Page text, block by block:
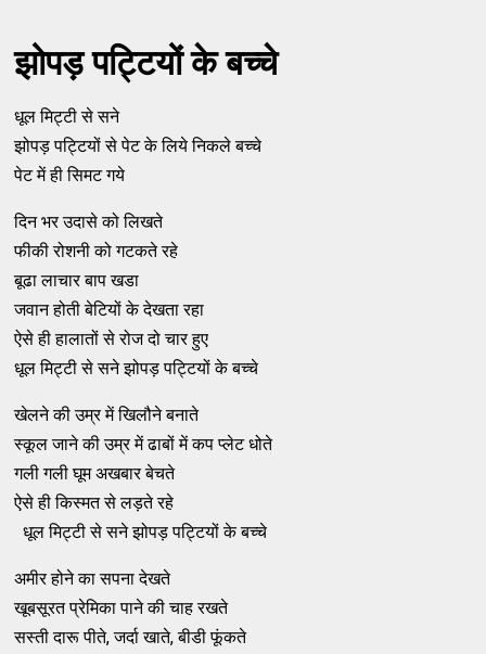
झोपड़ पट्टियों के बच्चे
धूल मिट्टी से सने
झोपड़ पट्टियों से पेट के लिये निकले बच्चे
पेट में ही सिमट गये
दिन भर उदासे को लिखते
फीकी रोशनी को गटकते रहे
बूढा लाचार बाप खडा
जवान होती बेटियों के देखता रहा
ऐसे ही हालातों से रोज दो चार हुए
धूल मिट्टी से सने झोपड़ पट्टियों के बच्चे
खेलने की उम्र में खिलौने बनाते
स्कूल जाने की उम्र में ढाबों में कप प्लेट धोते
गली गली घूम अखबार बेचते
ऐसे ही किस्मत से लड़ते रहे
धूल मिट्टी से सने झोपड़ पट्टियों के बच्चे
अमीर होने का सपना देखते
खूबसूरत प्रेमिका पाने की चाह रखते
सस्ती दारू पीते, जर्दा खाते, बीडी फूंकते